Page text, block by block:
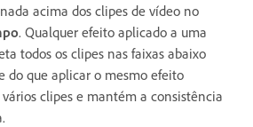
acima dos clipes de vídeo no
. Qualquer efeito aplicado a uma
todos os clipes nas faixas abaixo
do que aplicar o mesmo efeito
clipes e mantém a consistência